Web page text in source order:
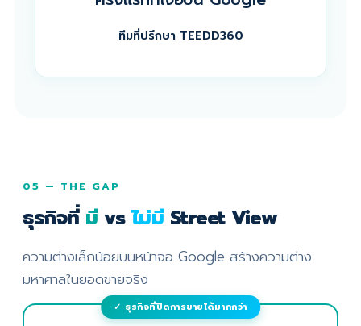
ทีมที่ปรึกษา TEEDD360
05 — THE GAP
ธุรกิจที่ มีvsไม่มีStreet View
ความต่างเล็กน้อยบนหน้าจอ Google สร้างความต่าง
มหาศาลในยอดขายจริง